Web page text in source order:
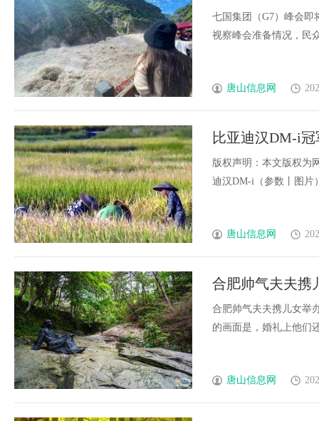
七国集团（G7）峰会即
视察峰会准备情况，民
唐山信息网
比亚迪汉DM-i
版权声明：本文版权为
迪汉DM-i（参数丨图片
唐山信息网
合肥帅气夫夫携
见证爱情
合肥帅气夫夫携儿女举
的画面是，婚礼上他们
唐山信息网